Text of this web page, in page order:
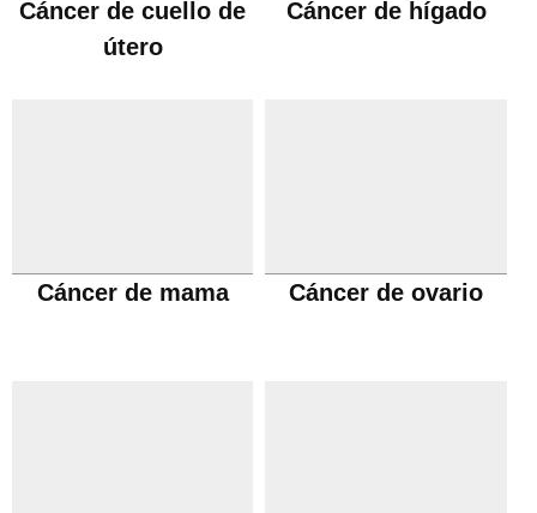
Cáncer de cuello de
útero
Cáncer de hígado
Cáncer de mama Cáncer de ovario